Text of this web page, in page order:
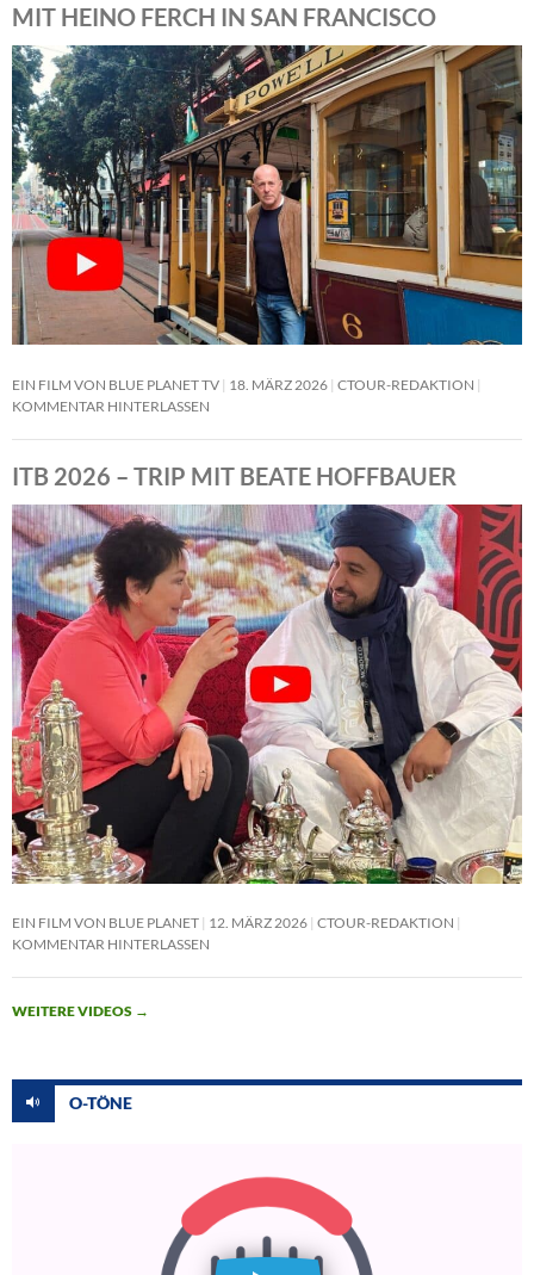
MIT HEINO FERCH IN SAN FRANCISCO
EIN FILM VON BLUE PLANET TV 18. MÄRZ 2026 CTOUR-REDAKTION
KOMMENTAR HINTERLASSEN
ITB 2026 – TRIP MIT BEATE HOFFBAUER
EIN FILM VON BLUE PLANET 12. MÄRZ 2026 CTOUR-REDAKTION
KOMMENTAR HINTERLASSEN
WEITERE VIDEOS →
O-TÖNE